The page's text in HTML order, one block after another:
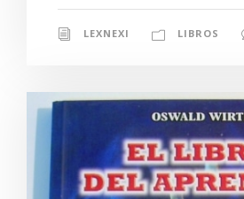
LEXNEXI LIBROS